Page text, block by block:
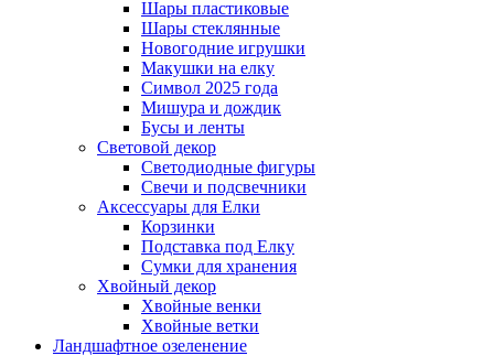
Шары пластиковые
Шары стеклянные
Новогодние игрушки
Макушки на елку
Символ 2025 года
Мишура и дождик
Бусы и ленты
Световой декор
Светодиодные фигуры
Свечи и подсвечники
Аксессуары для Елки
Корзинки
Подставка под Елку
Сумки для хранения
Хвойный декор
Хвойные венки
Хвойные ветки
Ландшафтное озеленение